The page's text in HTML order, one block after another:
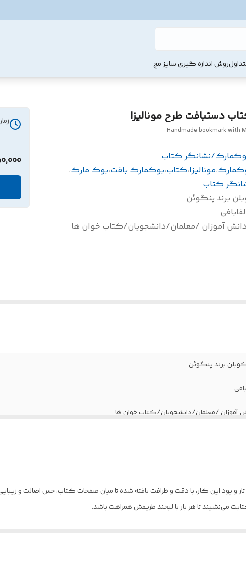
روش اندازه گیری سایز مچ
دستبافت طرح مونالیزا
Handmade bookmark with
نشانگر کتاب
،مونالیزا،کتاب،بوکمارک بافت،بوک مارک،
کتاب
برند پنگوئن
دانش آموزان /معلمان/دانشجویان/کتاب خوان ها
برند پنگوئن
آموزان /معلمان/دانشجویان/کتاب خوان ها
و پود این کار، با دقت و ظرافت بافته شده تا میان صفحات کتاب، حس اصالت و
می‌نشیند تا هر بار با لبخند ظریفش همراهت باشد.